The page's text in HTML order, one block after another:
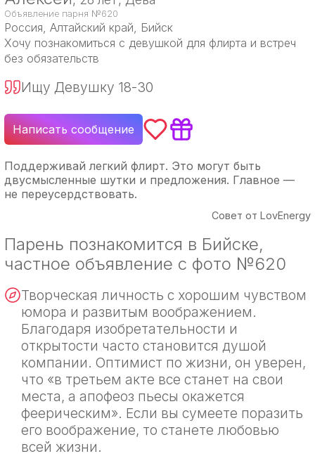
Объявление парня №620
Россия, Алтайский край, Бийск
Хочу познакомиться с девушкой для флирта и встреч
без обязательств
Ищу Девушку 18-30
Написать сообщение
Поддерживай легкий флирт. Это могут быть
двусмысленные шутки и предложения. Главное —
не переусердствовать.
Совет от LovEnergy
Парень познакомится в Бийске,
частное объявление с фото №620
Творческая личность с хорошим чувством
юмора и развитым воображением.
Благодаря изобретательности и
открытости часто становится душой
компании. Оптимист по жизни, он уверен,
что «в третьем акте все станет на свои
места, а апофеоз пьесы окажется
феерическим». Если вы сумеете поразить
его воображение, то станете любовью
всей жизни.